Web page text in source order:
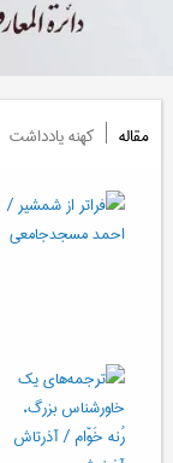
مقاله کهنه یادداشت